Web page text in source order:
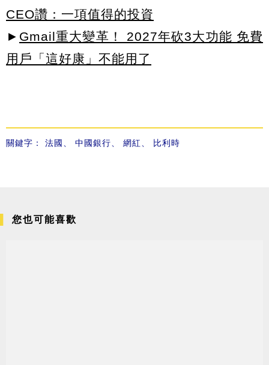
CEO讚：一項值得的投資
► Gmail重大變革！ 2027年砍3大功能 免費
用戶「這好康」不能用了
關鍵字： 法國 中國銀行 網紅 比利時
您也可能喜歡